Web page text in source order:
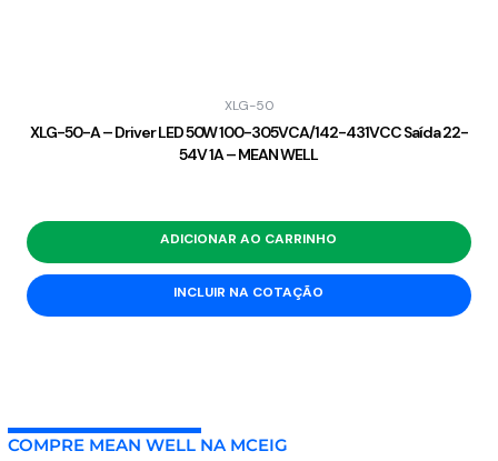
XLG-50
XLG-50-A – Driver LED 50W 100-305VCA/142-431VCC Saída 22-
54V 1A – MEAN WELL
ADICIONAR AO CARRINHO
INCLUIR NA COTAÇÃO
COMPRE MEAN WELL NA MCEIG